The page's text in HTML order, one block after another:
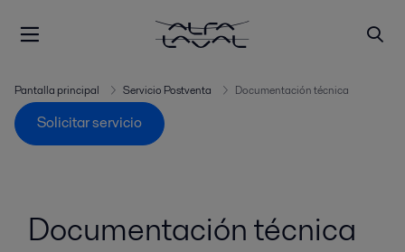
Pantalla principal Servicio Postventa Documentación técnica
Solicitar servicio
Documentación técnica